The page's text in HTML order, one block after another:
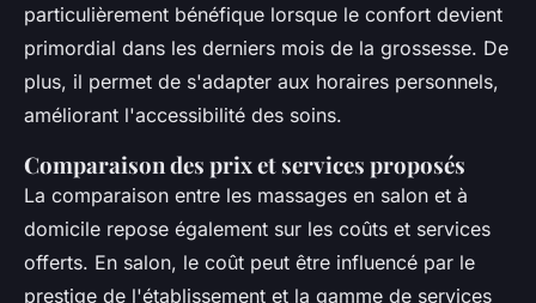
particulièrement bénéfique lorsque le confort devient
primordial dans les derniers mois de la grossesse. De
plus, il permet de s'adapter aux horaires personnels,
améliorant l'accessibilité des soins.
Comparaison des prix et services proposés
La comparaison entre les massages en salon et à
domicile repose également sur les coûts et services
offerts. En salon, le coût peut être influencé par le
prestige de l'établissement et la gamme de services